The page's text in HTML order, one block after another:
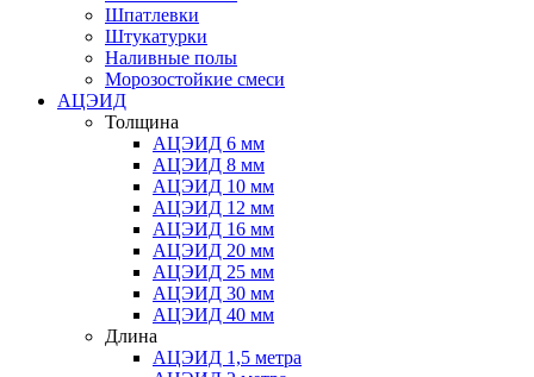
Шпатлевки
Штукатурки
Наливные полы
Морозостойкие смеси
АЦЭИД
Толщина
АЦЭИД 6 мм
АЦЭИД 8 мм
АЦЭИД 10 мм
АЦЭИД 12 мм
АЦЭИД 16 мм
АЦЭИД 20 мм
АЦЭИД 25 мм
АЦЭИД 30 мм
АЦЭИД 40 мм
Длина
АЦЭИД 1,5 метра